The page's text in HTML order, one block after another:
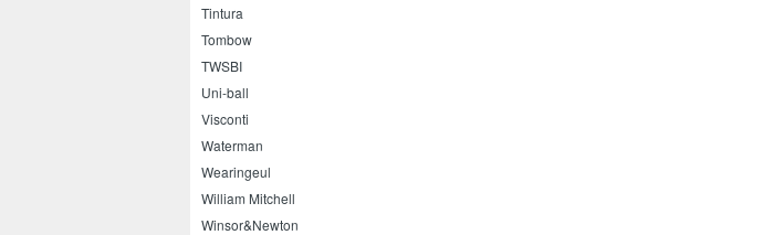
Tintura
Tombow
TWSBI
Uni-ball
Visconti
Waterman
Wearingeul
William Mitchell
Winsor&Newton